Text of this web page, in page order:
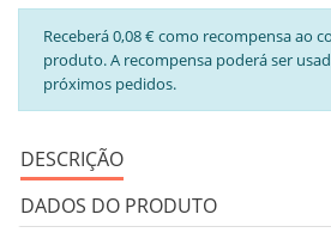
Receberá 0,08 € como recompensa ao
produto. A recompensa poderá ser
próximos pedidos.
DESCRIÇÃO
DADOS DO PRODUTO